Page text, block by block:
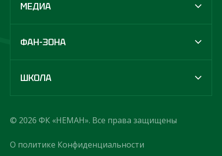
МЕДИА
ФАН-ЗОНА
ШКОЛА
© 2026 ФК «НЕМАН». Все права защищены
О политике Конфиденциальности